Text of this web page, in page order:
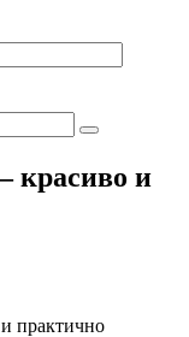
красиво и
практично